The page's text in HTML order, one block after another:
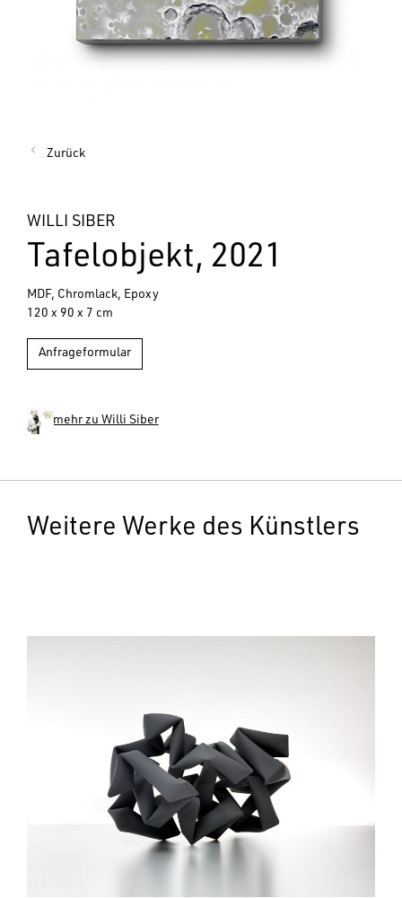
Zurück
WILLI SIBER
Tafelobjekt, 2021
MDF, Chromlack, Epoxy
120 x 90 x 7 cm
Anfrageformular
mehr zu Willi Siber
Weitere Werke des Künstlers